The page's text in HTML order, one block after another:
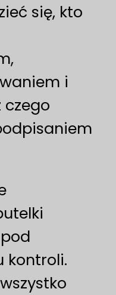
się, kto
i
kontroli.